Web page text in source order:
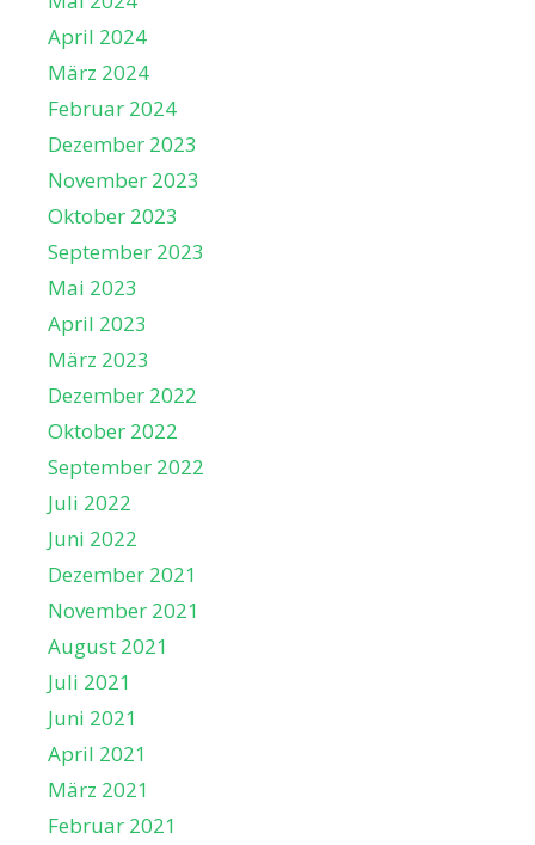
April 2024
März 2024
Februar 2024
Dezember 2023
November 2023
Oktober 2023
September 2023
Mai 2023
April 2023
März 2023
Dezember 2022
Oktober 2022
September 2022
Juli 2022
Juni 2022
Dezember 2021
November 2021
August 2021
Juli 2021
Juni 2021
April 2021
März 2021
Februar 2021